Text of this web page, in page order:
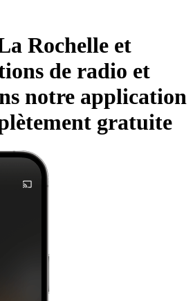
Rochelle et
de radio et
notre application
gratuite